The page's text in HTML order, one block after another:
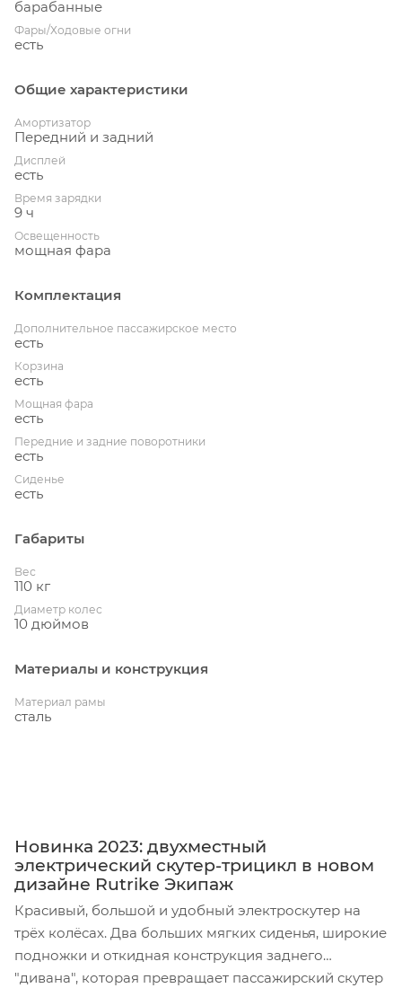
барабанные
Фары/Ходовые огни
есть
Общие характеристики
Амортизатор
Передний и задний
Дисплей
есть
Время зарядки
9 ч
Освещенность
мощная фара
Комплектация
Дополнительное пассажирское место
есть
Корзина
есть
Мощная фара
есть
Передние и задние поворотники
есть
Сиденье
есть
Габариты
Вес
110 кг
Диаметр колес
10 дюймов
Материалы и конструкция
Материал рамы
сталь
Новинка 2023: двухместный
электрический скутер-трицикл в новом
дизайне Rutrike Экипаж
Красивый, большой и удобный электроскутер на
трёх колёсах. Два больших мягких сиденья, широкие
подножки и откидная конструкция заднего
"дивана", которая превращает пассажирский скутер